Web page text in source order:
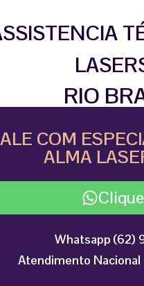
RIO
COM
ALMA
Whatsapp (62)
Atendimento